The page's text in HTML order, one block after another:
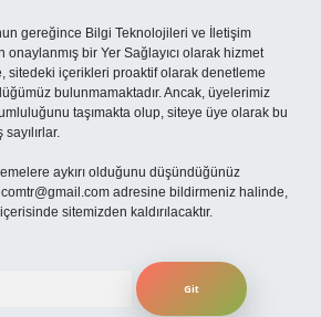
gereğince Bilgi Teknolojileri ve İletişim
onaylanmış bir Yer Sağlayıcı olarak hizmet
sitedeki içerikleri proaktif olarak denetleme
bulunmamaktadır. Ancak, üyelerimiz
taşımakta olup, siteye üye olarak bu
aykırı olduğunu düşündüğünüz
adresine bildirmeniz halinde,
sitemizden kaldırılacaktır.